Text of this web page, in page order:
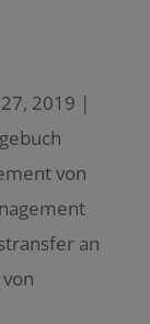
2019 |
von
an